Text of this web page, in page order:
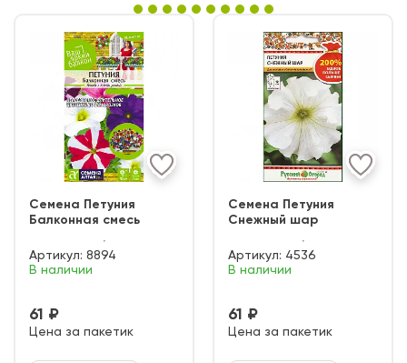
Семена Петуния
Балконная смесь
Артикул: 8894
В наличии
61 ₽
Цена за пакетик
Семена Петуния
Снежный шар
Артикул: 4536
В наличии
61 ₽
Цена за пакетик